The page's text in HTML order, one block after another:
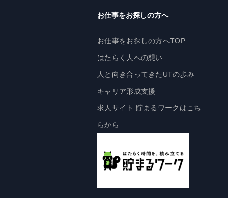
ソーシャルメディアポリシー
お仕事をお探しの方へ
お仕事をお探しの方へTOP
はたらく人への想い
人と向き合ってきたUTの歩み
キャリア形成支援
求人サイト 貯まるワークはこち
らから